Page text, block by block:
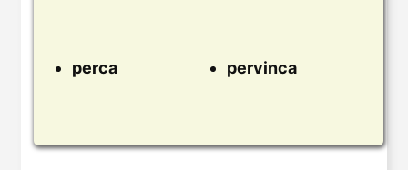
perca pervinca